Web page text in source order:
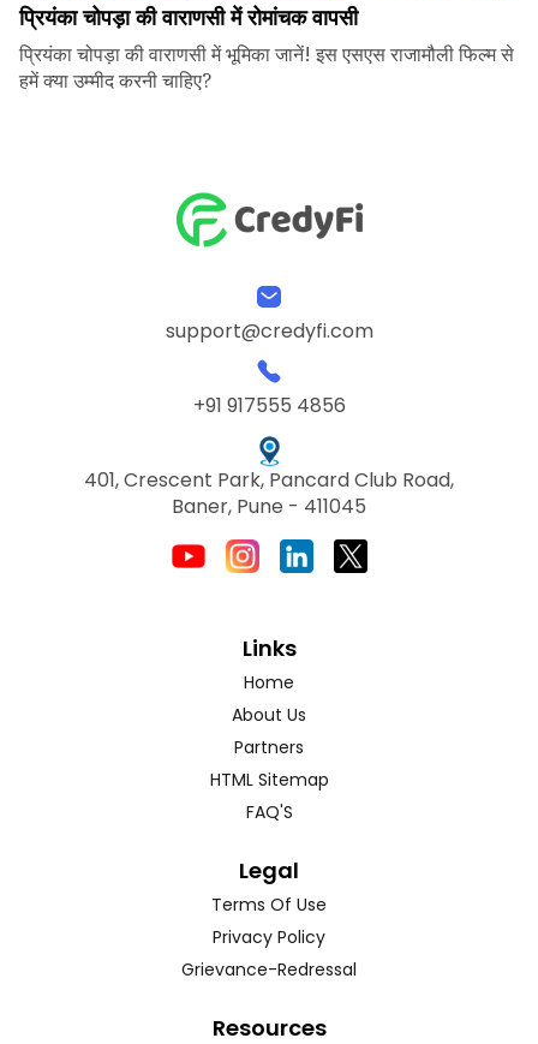
प्रियंका चोपड़ा की वाराणसी में रोमांचक वापसी
प्रियंका चोपड़ा की वाराणसी में भूमिका जानें! इस एसएस राजामौली फिल्म से
हमें क्या उम्मीद करनी चाहिए?
support@credyfi.com
+91 917555 4856
401, Crescent Park, Pancard Club Road,
Baner, Pune - 411045
Links
Home
About Us
Partners
HTML Sitemap
FAQ'S
Legal
Terms Of Use
Privacy Policy
Grievance-Redressal
Resources